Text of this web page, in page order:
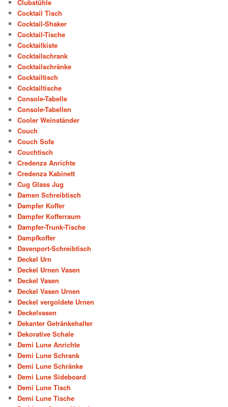
Clubstühle
Cocktail Tisch
Cocktail-Shaker
Cocktail-Tische
Cocktailkiste
Cocktailschrank
Cocktailschränke
Cocktailtisch
Cocktailtische
Console-Tabelle
Console-Tabellen
Cooler Weinständer
Couch
Couch Sofa
Couchtisch
Credenza Anrichte
Credenza Kabinett
Cug Glass Jug
Damen Schreibtisch
Dampfer Koffer
Dampfer Kofferraum
Dampfer-Trunk-Tische
Dampfkoffer
Davenport-Schreibtisch
Deckel Urn
Deckel Urnen Vasen
Deckel Vasen
Deckel Vasen Urnen
Deckel vergoldete Urnen
Deckelvasen
Dekanter Getränkehalter
Dekorative Schale
Demi Lune Anrichte
Demi Lune Schrank
Demi Lune Schränke
Demi Lune Sideboard
Demi Lune Tisch
Demi Lune Tische